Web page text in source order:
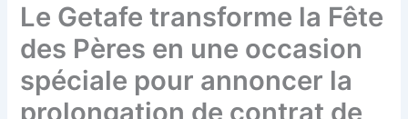
Le Getafe transforme la Fête
des Pères en une occasion
spéciale pour annoncer la
prolongation de contrat de